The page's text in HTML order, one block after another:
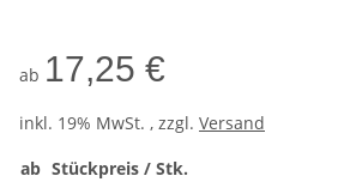
ab 17,25 €
inkl. 19% MwSt. , zzgl. Versand
ab Stückpreis / Stk.